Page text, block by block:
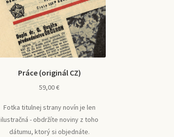
Práce (originál CZ)
59,00€
Fotka titulnej strany novín je len
ilustračná - obdržíte noviny z toho
dátumu, ktorý si objednáte.